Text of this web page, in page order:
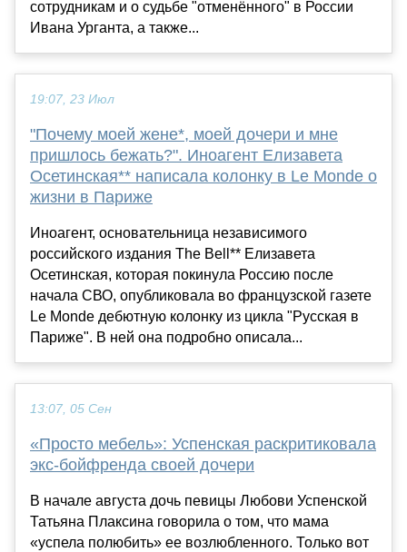
сотрудникам и о судьбе "отменённого" в России
Ивана Урганта, а также...
19:07, 23 Июл
"Почему моей жене*, моей дочери и мне
пришлось бежать?". Иноагент Елизавета
Осетинская** написала колонку в Le Monde о
жизни в Париже
Иноагент, основательница независимого
российского издания The Bell** Елизавета
Осетинская, которая покинула Россию после
начала СВО, опубликовала во французской газете
Le Monde дебютную колонку из цикла "Русская в
Париже". В ней она подробно описала...
13:07, 05 Сен
«Просто мебель»: Успенская раскритиковала
экс-бойфренда своей дочери
В начале августа дочь певицы Любови Успенской
Татьяна Плаксина говорила о том, что мама
«успела полюбить» ее возлюбленного. Только вот